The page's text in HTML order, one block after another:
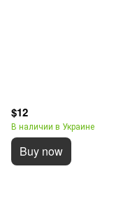
$12
В наличии в Украине
Buy now